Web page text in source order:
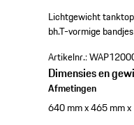
Lichtgewicht
bh.T-vormige
Artikelnr.:
Dimensies en
Afmetingen
640 mm x 465 mm